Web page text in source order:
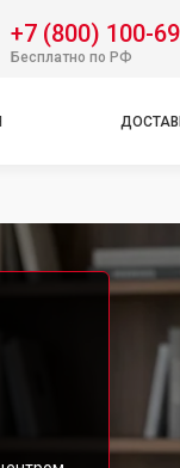
+7 (800) 100-
Бесплатно по РФ